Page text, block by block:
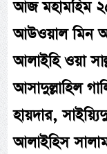
আজ মহামহিম
আউওয়াল মিন
আলাইহি ওয়া
আসাদুল্লাহিল
হায়দার,
আলাইহিস